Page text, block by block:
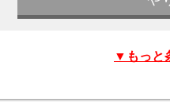
▼もっと